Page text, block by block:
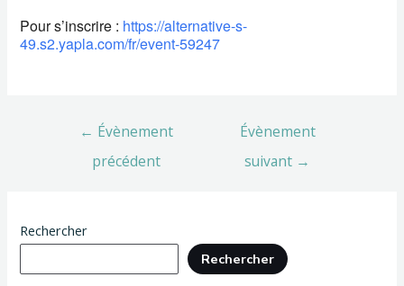
Pour s’inscrire : https://alternative-s-
49.s2.yapla.com/fr/event-59247
← Évènement
précédent
Évènement
suivant →
Rechercher
Rechercher